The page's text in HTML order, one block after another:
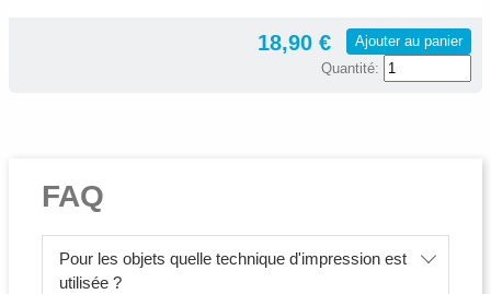
18,90 €
Ajouter au panier
Quantité:
FAQ
Pour les objets quelle technique d'impression est
utilisée ?